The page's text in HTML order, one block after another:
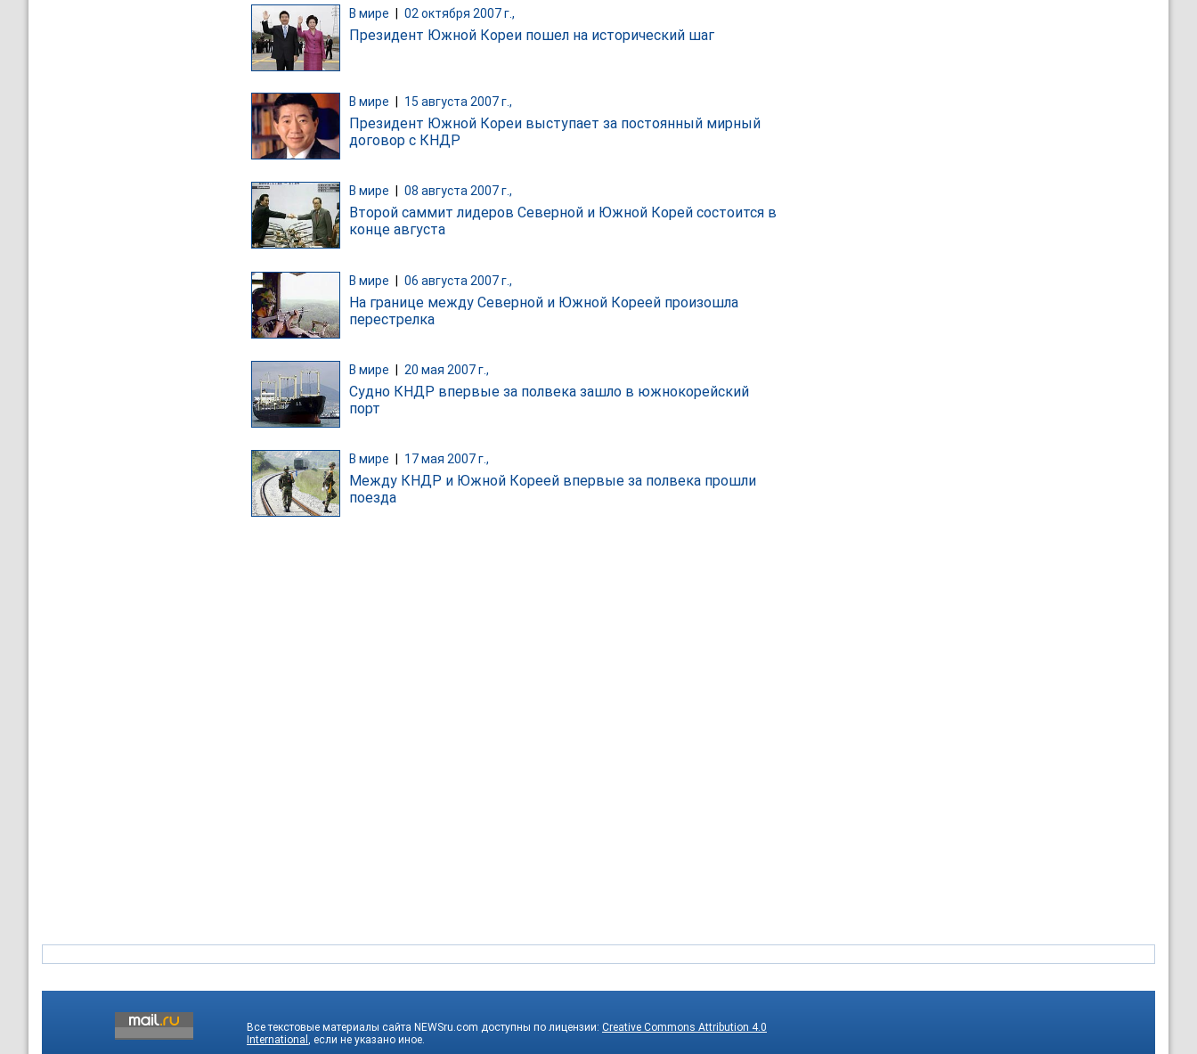
В мире 02 октября 2007 г.,
Президент Южной Кореи пошел на исторический шаг
В мире 15 августа 2007 г.,
Президент Южной Кореи выступает за постоянный мирный
договор с КНДР
В мире 08 августа 2007 г.,
Второй саммит лидеров Северной и Южной Корей состоится в
конце августа
В мире | 06 августа 2007 г.,
На границе между Северной и Южной Кореей произошла
перестрелка
В мире 20 мая 2007 г.,
Судно КНДР впервые за полвека зашло в южнокорейский
порт
В мире 17 мая 2007 г.,
Между КНДР и Южной Кореей впервые за полвека прошли
поезда
Все текстовые материалы сайта NEWSru.com доступны по лицензии: Creative Commons Attribution 4.0
International , если не указано иное.